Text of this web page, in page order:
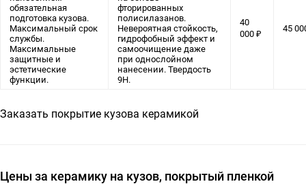
обязательная
подготовка кузова.
Максимальный срок
службы.
Максимальные
защитные и
эстетические
функции.
фторированных
полисилазанов.
Невероятная стойкость,
гидрофобный эффект и
самоочищение даже
при однослойном
нанесении. Твердость
9H.
40
000 ₽
45
Заказать покрытие кузова керамикой
Цены за керамику на кузов, покрытый пленкой